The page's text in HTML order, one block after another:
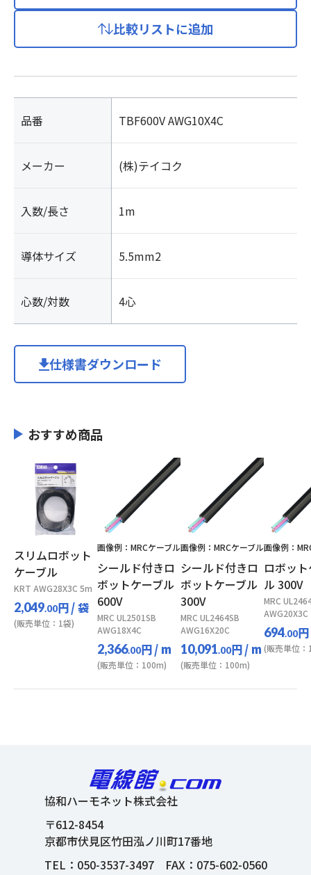
比較リストに追加
品番 TBF600V AWG10X4C
メーカー (株)テイコク
入数/長さ 1m
導体サイズ 5.5mm2
心数/対数 4心
仕様書ダウンロード
おすすめ商品
スリムロボット
ケーブル
KRT AWG28X3C 5m
2,049.00円/ 袋
(販売単位：1袋)
画像例：MRCケーブル
シールド付きロ
ボットケーブル
600V
MRC UL2501SB
AWG18X4C
2,366.00円/ m
(販売単位：100m)
画像例：MRCケーブル
シールド付きロ
ボットケーブル
300V
MRC UL2464SB
AWG16X20C
10,091.00円/ m
(販売単位：100m)
画像例：
ロボッ
ル 300V
MRC
AWG20X3C
694.00円
(販売単位
協和ハーモネット株式会社
〒612-8454
京都市伏見区竹田泓ノ川町17番地
TEL： 050-3537-3497FAX：075-602-0560